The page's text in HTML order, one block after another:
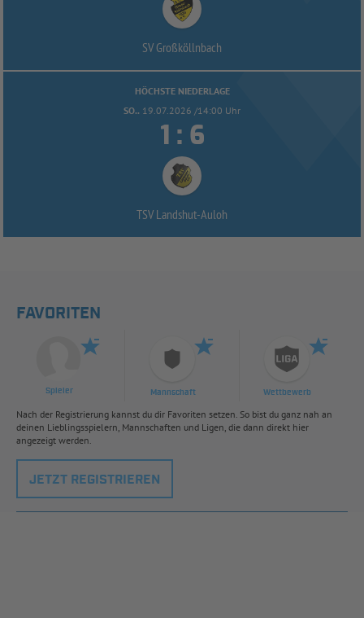
SV Großköllnbach
HÖCHSTE NIEDERLAGE
SO.. 19.07.2026 /14:00 Uhr
 : 
TSV Landshut-Auloh
FAVORITEN
Spieler Mannschaft Wettbewerb
Nach der Registrierung kannst du dir Favoriten setzen. So bist du ganz nah an
deinen Lieblingsspielern, Mannschaften und Ligen, die dann direkt hier
angezeigt werden.
JETZT REGISTRIEREN